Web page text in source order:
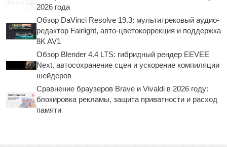
2026 года
Обзор DaVinci Resolve 19.3: мультитрековый аудио-
редактор Fairlight, авто-цветокоррекция и поддержка
8K AV1
Обзор Blender 4.4 LTS: гибридный рендер EEVEE
Next, автосохранение сцен и ускорение компиляции
шейдеров
Сравнение браузеров Brave и Vivaldi в 2026 году:
блокировка рекламы, защита приватности и расход
памяти